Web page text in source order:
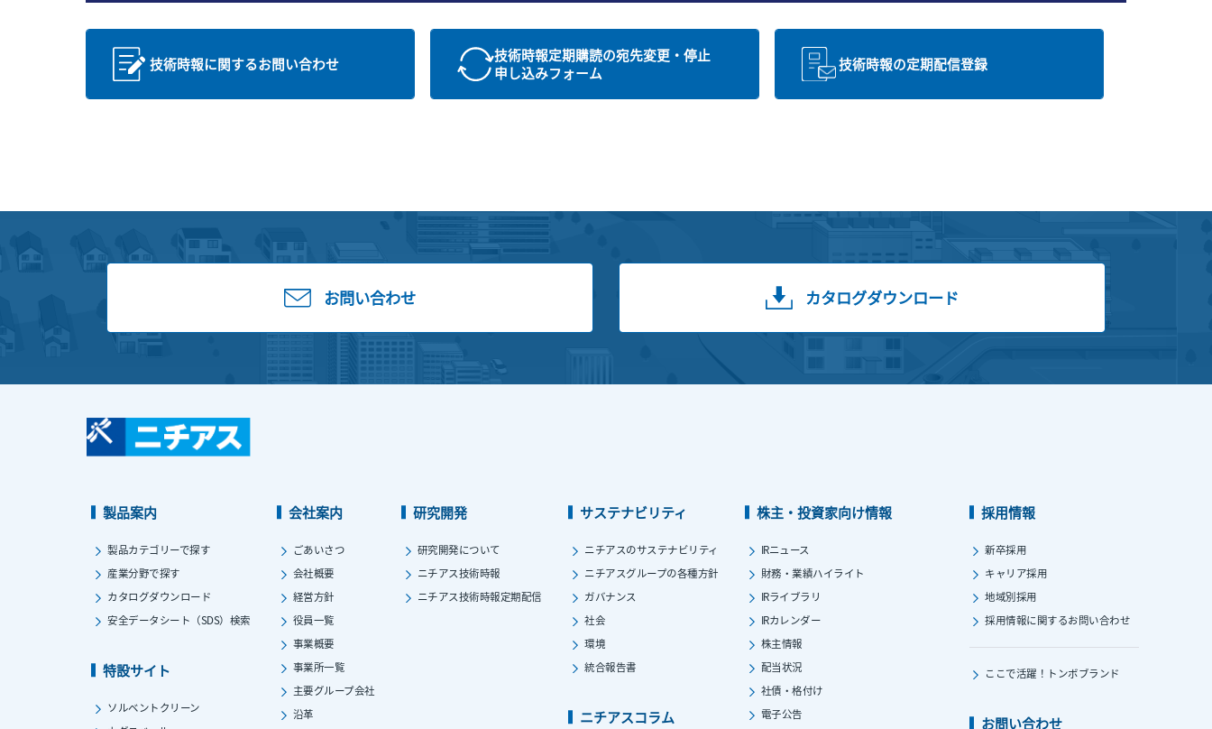
技術時報に関するお問い合わせ
技術時報定期購読の宛先変更・停止
申し込みフォーム
技術時報の定期配信登録
お問い合わせ カタログダウンロード
製品案内
製品カテゴリーで探す
産業分野で探す
カタログダウンロード
安全データシート（SDS）検索
特設サイト
ソルベントクリーン
会社案内
ごあいさつ
会社概要
経営方針
役員一覧
事業概要
事業所一覧
主要グループ会社
沿革
研究開発
研究開発について
ニチアス技術時報
ニチアス技術時報定期配信
サステナビリティ
ニチアスのサステナビリティ
ニチアスグループの各種方針
ガバナンス
社会
環境
統合報告書
ニチアスコラム
株主・投資家向け情報
IRニュース
財務・業績ハイライト
IRライブラリ
IRカレンダー
株主情報
配当状況
社債・格付け
電子公告
採用情報
新卒採用
キャリア採用
地域別採用
採用情報に関するお問い合わせ
ここで活躍！ トンボブランド
お問い合わせ